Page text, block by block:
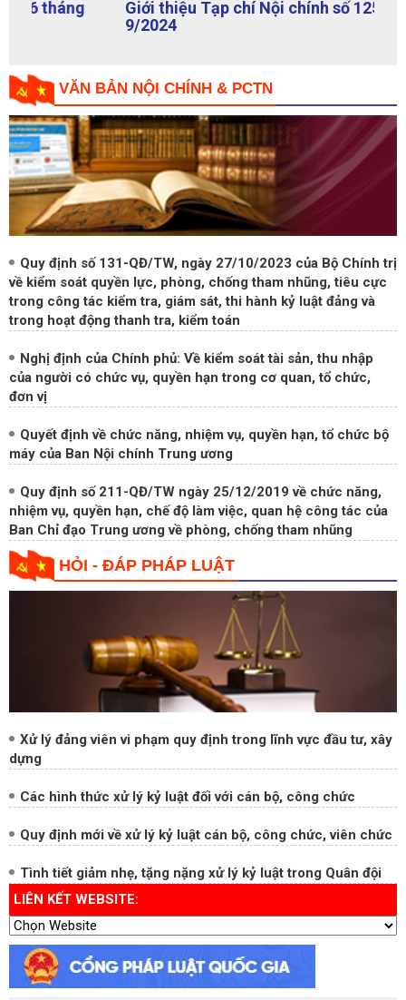
VĂN BẢN NỘI CHÍNH & PCTN
Quy định số 131-QĐ/TW, ngày 27/10/2023 của Bộ Chính trị
về kiểm soát quyền lực, phòng, chống tham nhũng, tiêu cực
trong hoạt động thanh tra, kiểm toán
Nghị định của Chính phủ: Về kiểm soát tài sản, thu nhập
của người có chức vụ, quyền hạn trong cơ quan, tổ chức,
Quyết định về chức năng, nhiệm vụ, quyền hạn, tổ chức bộ
máy của Ban Nội chính Trung ương
Quy định số 211-QĐ/TW ngày 25/12/2019 về chức năng,
nhiệm vụ, quyền hạn, chế độ làm việc, quan hệ công tác của
HỎI - ĐÁP PHÁP LUẬT
Xử lý đảng viên vi phạm quy định trong lĩnh vực đầu tư, xây
Các hình thức xử lý kỷ luật đối với cán bộ, công chức
LIÊN KẾT WEBSITE:
Trang chủ Hộp thư điện tử công vụ